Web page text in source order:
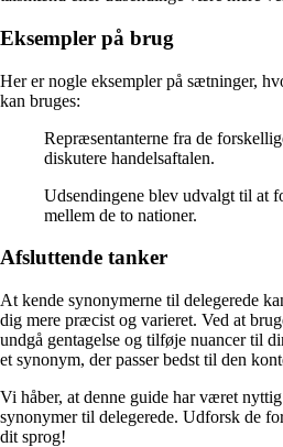
Eksempler på brug
Her er nogle eksempler på sætninger,
kan bruges:
Repræsentanterne fra de
diskutere handelsaftalen.
Udsendingene blev udvalgt til at
mellem de to nationer.
Afsluttende tanker
At kende synonymerne til delegerede
dig mere præcist og varieret. Ved at
undgå gentagelse og tilføje nuancer til
et synonym, der passer bedst til den
Vi håber, at denne guide har været
synonymer til delegerede. Udforsk de
dit sprog!